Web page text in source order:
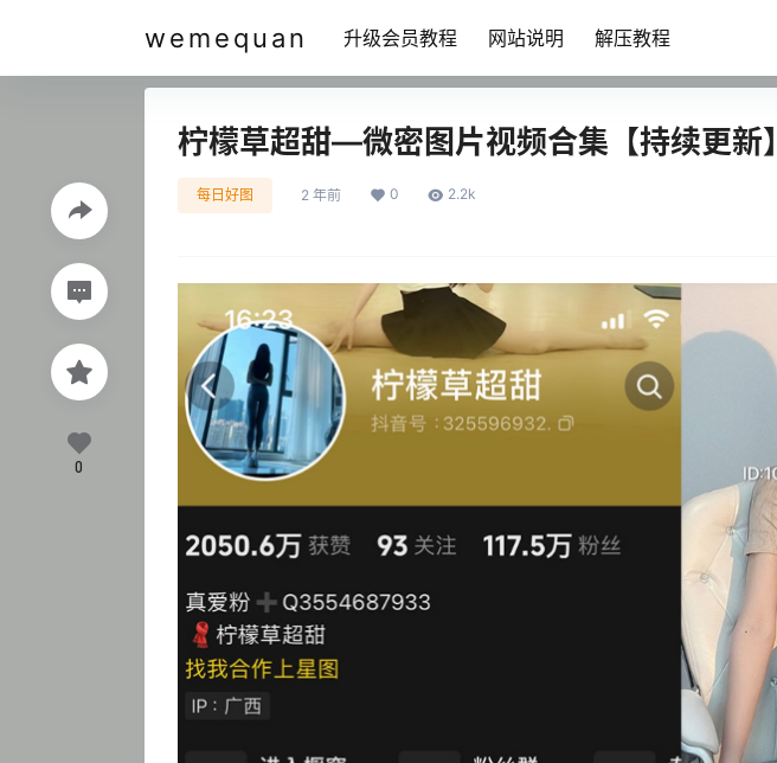
wemequan 升级会员教程 网站说明 解压教程
柠檬草超甜—微密图片视频合集【持续更新】
每日好图 2 年前 0 2.2k
0